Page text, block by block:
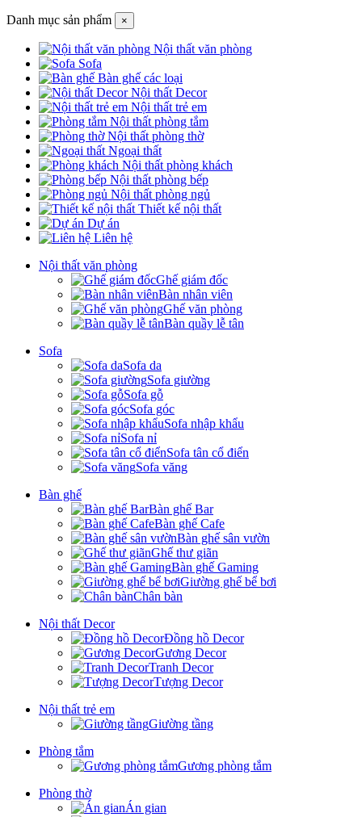
Danh mục sản phẩm ×
Nội thất văn phòng
Sofa
Bàn ghế các loại
Nội thất Decor
Nội thất trẻ em
Nội thất phòng tắm
Nội thất phòng thờ
Ngoại thất
Nội thất phòng khách
Nội thất phòng bếp
Nội thất phòng ngủ
Thiết kế nội thất
Dự án
Liên hệ
Nội thất văn phòng
Ghế giám đốc
Bàn nhân viên
Ghế văn phòng
Bàn quầy lễ tân
Sofa
Sofa da
Sofa giường
Sofa gỗ
Sofa góc
Sofa nhập khẩu
Sofa nỉ
Sofa tân cổ điển
Sofa văng
Bàn ghế
Bàn ghế Bar
Bàn ghế Cafe
Bàn ghế sân vườn
Ghế thư giãn
Bàn ghế Gaming
Giường ghế bể bơi
Chân bàn
Nội thất Decor
Đồng hồ Decor
Gương Decor
Tranh Decor
Tượng Decor
Nội thất trẻ em
Giường tầng
Phòng tắm
Gương phòng tắm
Phòng thờ
Án gian